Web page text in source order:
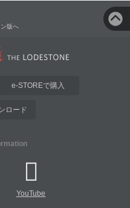
版へ
e-STOREで購入
ロード
YouTube